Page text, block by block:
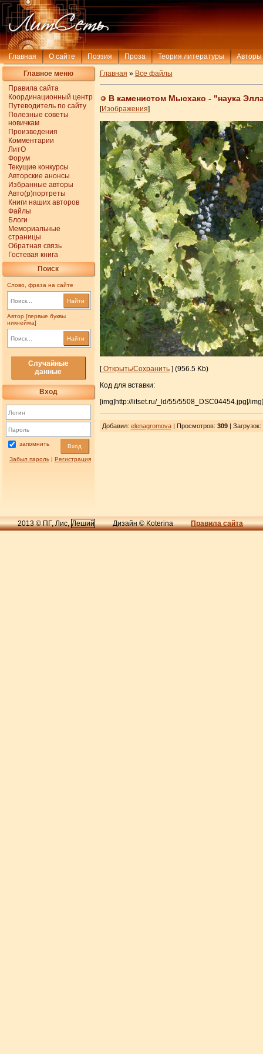
Главная О сайте Поэзия Проза Теория литературы Авторы
Главное меню
Правила сайта
Координационный центр
Путеводитель по сайту
Полезные советы
новичкам
Произведения
Комментарии
ЛитО
Форум
Текущие конкурсы
Авторские анонсы
Избранные авторы
Авто(р)портреты
Книги наших авторов
Файлы
Блоги
Мемориальные
страницы
Обратная связь
Гостевая книга
Поиск
Слово, фраза на сайте
Найти
Автор [первые буквы
никнейма]
Найти
Случайные
данные
Вход
запомнить Вход
Забыл пароль| Регистрация
Главная » Все файлы
В каменистом Мысхако - "наука
[Изображения]
[Открыть/Сохранить] (956.5 Kb)
Код для вставки:
[img]http://litset.ru/_ld/55/5508_DSC04454.jpg[/img]
Добавил: elenagromova| Просмотров: 309| Загрузок:
2013 © ПГ, Лис,Леший Дизайн © Koterina Правила сайта